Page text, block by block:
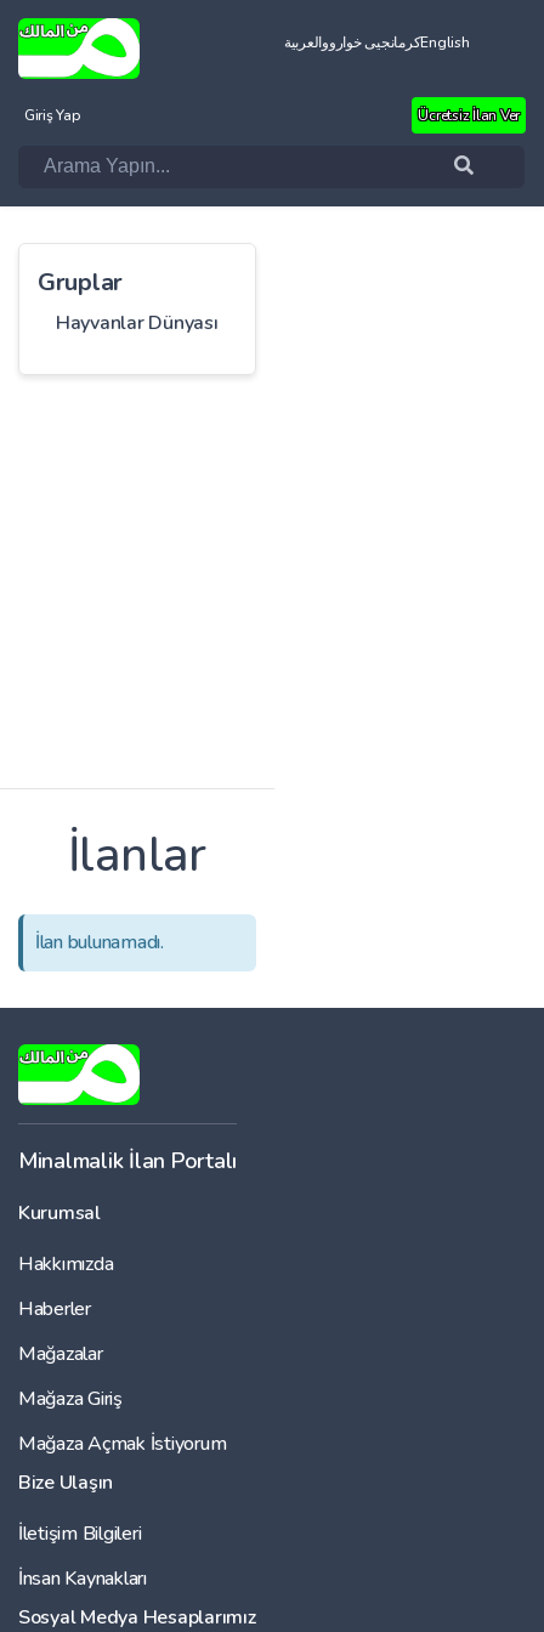
العربيةکرمانجیی خوارووEnglish
Giriş Yap Ücretsiz İlan Ver
Gruplar
Hayvanlar Dünyası
İlanlar
İlan bulunamadı.
Minalmalik İlan Portalı
Kurumsal
Hakkımızda
Haberler
Mağazalar
Mağaza Giriş
Mağaza Açmak İstiyorum
Bize Ulaşın
İletişim Bilgileri
İnsan Kaynakları
Sosyal Medya Hesaplarımız